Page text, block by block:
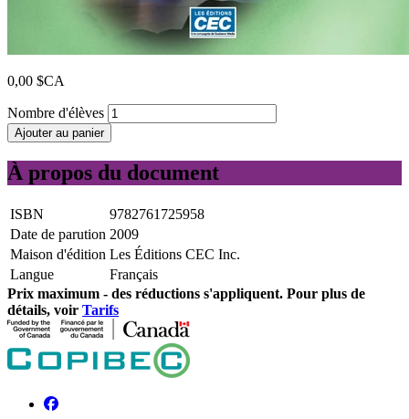
0,00 $CA
Nombre d'élèves
Ajouter au panier
À propos du document
ISBN
9782761725958
Date de parution 2009
Maison d'édition Les Éditions CEC Inc.
Langue
Français
Prix ​​maximum - des réductions s'appliquent. Pour plus de
détails, voir Tarifs